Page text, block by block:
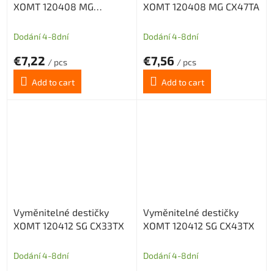
XOMT 120408 MG
Dodání 4-8dní
€7,22 / pcs
Add to cart
XOMT 120408 MG CX47TA
Dodání 4-8dní
€7,56 / pcs
Add to cart
Vyměnitelné destičky
XOMT 120412 SG CX33TX
Dodání 4-8dní
Vyměnitelné destičky
XOMT 120412 SG CX43TX
Dodání 4-8dní